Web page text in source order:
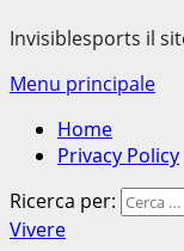
Invisiblesports il
Menu principale
Home
Privacy Policy
Ricerca per:
Vivere